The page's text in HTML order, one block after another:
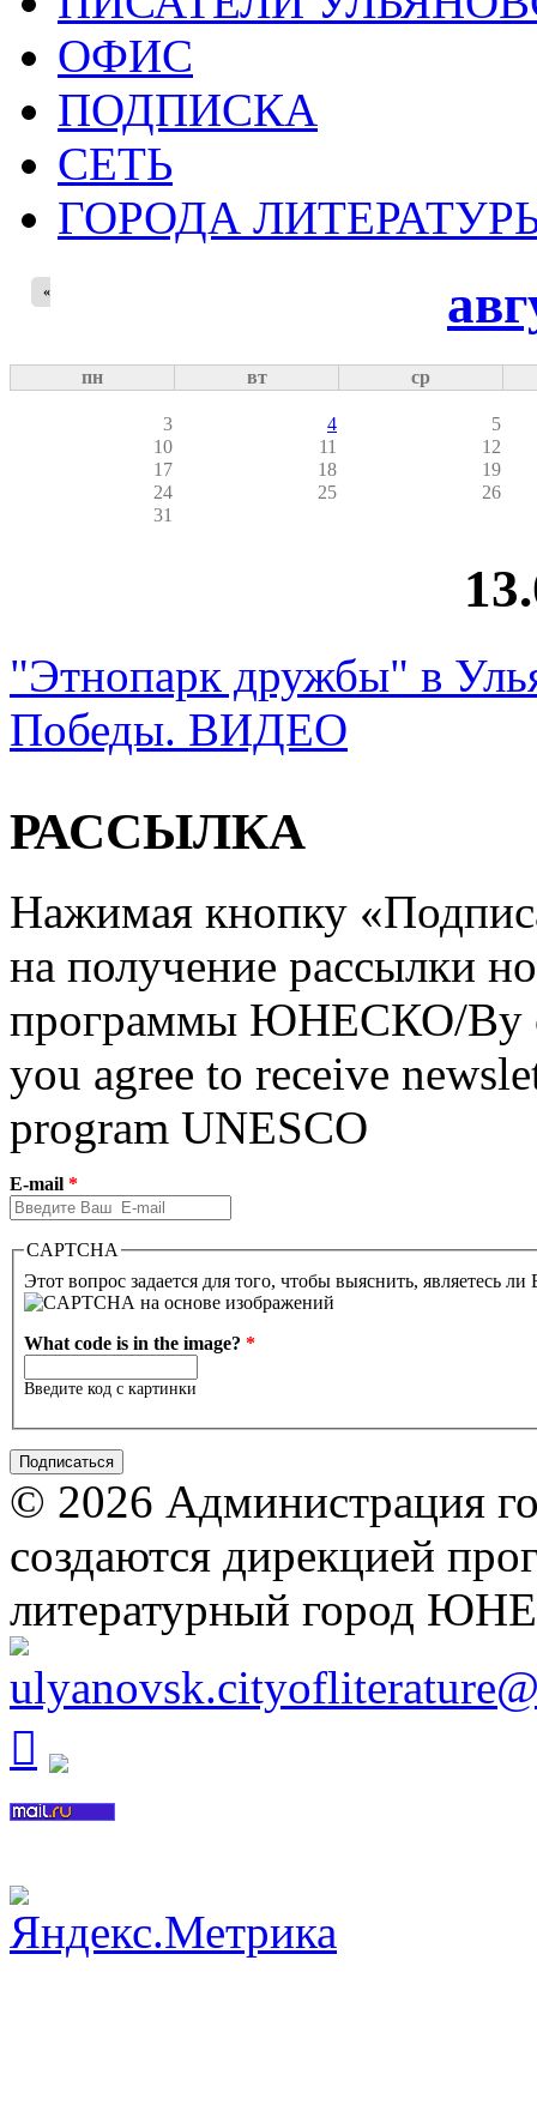
ОФИС
ПОДПИСКА
СЕТЬ
ГОРОДА
«
пн вт ср
3 4
5
10
11
12
17
18
19
24
25
26
31
"Этнопарк дружбы" в
Победы. ВИДЕО
РАССЫЛКА
Нажимая кнопку
на получение рассылки
программы ЮНЕСКО/By
you agree to receive
program UNESCO
E-mail *
CAPTCHA
Этот вопрос задается для того, чтобы выяснить, являетесь
What code is in the image? *
Введите код с картинки
© 2026 Администрация
создаются дирекцией
литературный город
